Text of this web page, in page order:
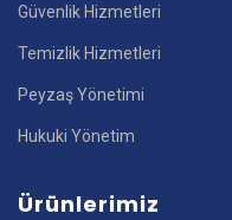
Güvenlik Hizmetleri
Temizlik Hizmetleri
Peyzaş Yönetimi
Hukuki Yönetim
Ürünlerimiz